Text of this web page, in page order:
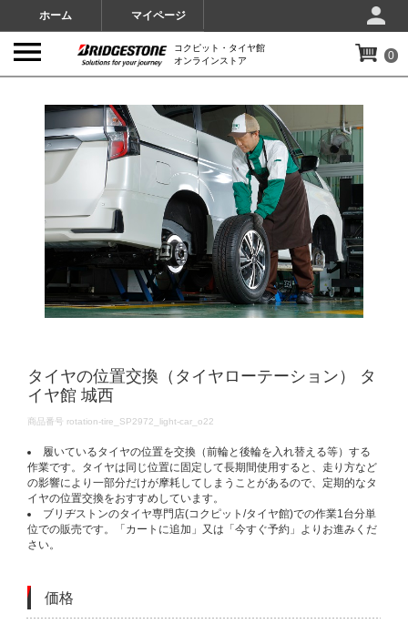
ホーム マイページ
コクピット・タイヤ館
オンラインストア
0
タイヤの位置交換（タイヤローテーション） タ
イヤ館 城西
DETAILS
商品番号 rotation-tire_SP2972_light-car_o22
履いているタイヤの位置を交換（前輪と後輪を入れ替える等）する
作業です。タイヤは同じ位置に固定して長期間使用すると、走り方など
の影響により一部分だけが摩耗してしまうことがあるので、定期的なタ
イヤの位置交換をおすすめしています。
ブリヂストンのタイヤ専門店(コクピット/タイヤ館)での作業1台分単
位での販売です。「カートに追加」又は「今すぐ予約」よりお進みくだ
さい。
価格